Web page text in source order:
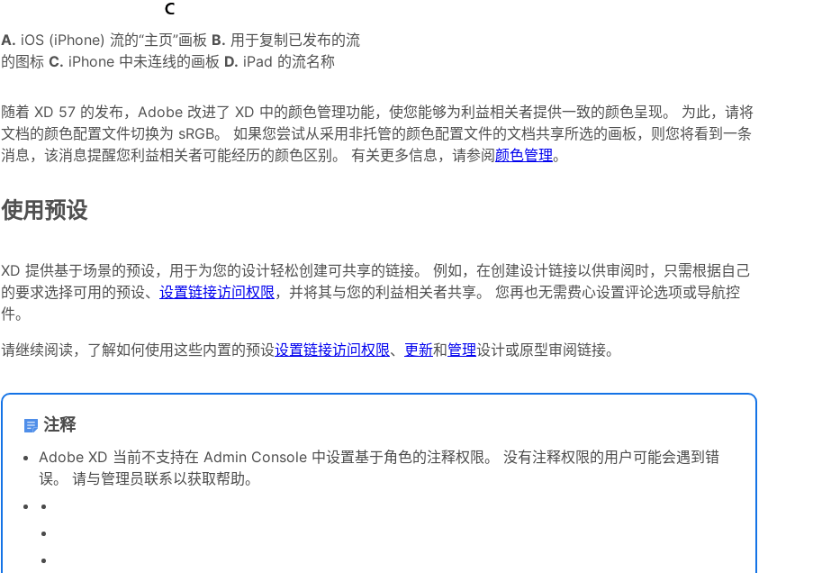
A. iOS (iPhone) 流的“主页”画板 B. 用于复制已发布的流
的图标 C. iPhone 中未连线的画板 D. iPad 的流名称
随着 XD 57 的发布，Adobe 改进了 XD 中的颜色管理功能，使您能够为利益相关者提供一致的颜色呈现。 为此，请将
文档的颜色配置文件切换为 sRGB。 如果您尝试从采用非托管的颜色配置文件的文档共享所选的画板，则您将看到一条
消息，该消息提醒您利益相关者可能经历的颜色区别。 有关更多信息，请参阅颜色管理。
使用预设
XD 提供基于场景的预设，用于为您的设计轻松创建可共享的链接。 例如，在创建设计链接以供审阅时，只需根据自己
的要求选择可用的预设、 设置链接访问权限，并将其与您的利益相关者共享。 您再也无需费心设置评论选项或导航控
件。
请继续阅读，了解如何使用这些内置的预设设置链接访问权限、 更新和管理设计或原型审阅链接。
注释
Adobe XD 当前不支持在 Admin Console 中设置基于角色的注释权限。 没有注释权限的用户可能会遇到错
误。 请与管理员联系以获取帮助。